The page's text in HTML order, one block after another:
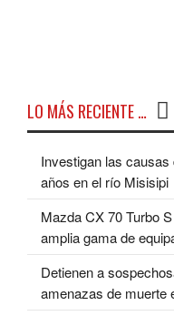
LO MÁS RECIENTE …
Investigan las
años en el río Misisipi
Mazda CX 70 Turbo
amplia gama de
Detienen a
amenazas de muerte